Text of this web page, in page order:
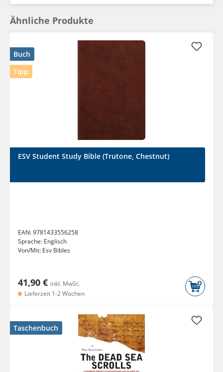
Ähnliche Produkte
Buch
Tipp
ESV Student Study Bible (Trutone, Chestnut)
EAN:9781433556258
Sprache: Englisch
Von/Mit: Esv Bibles
41,90 € inkl. MwSt.
Lieferzeit 1-2 Wochen
Taschenbuch